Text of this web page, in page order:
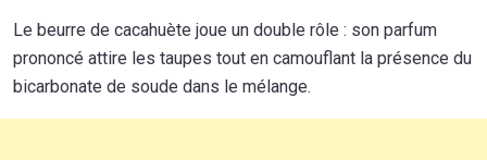
Le beurre de cacahuète joue un double rôle : son parfum
prononcé attire les taupes tout en camouflant la présence du
bicarbonate de soude dans le mélange.